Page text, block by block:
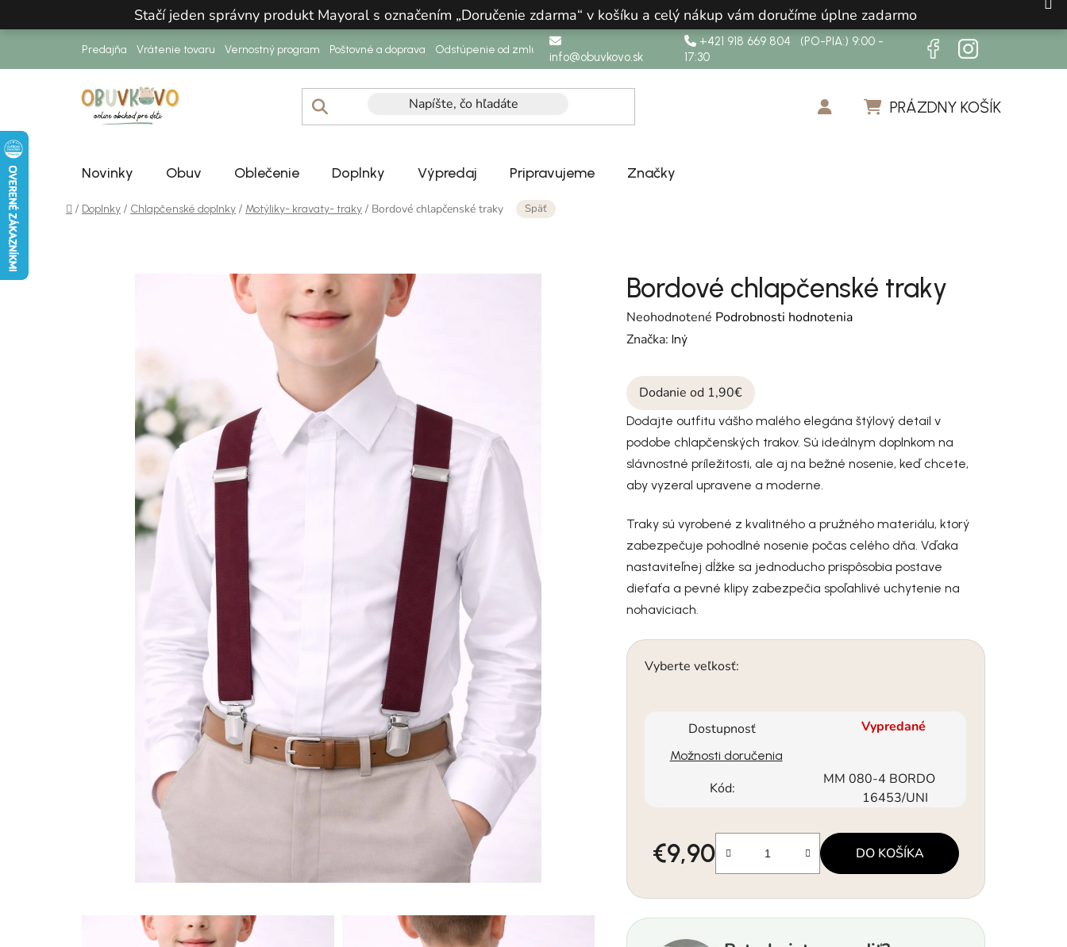
Stačí jeden správny produkt Mayoral s označením „Doručenie zdarma“ v košíku a celý nákup vám doručíme úplne zadarmo
Predajňa Vrátenie tovaru Vernostný program Poštovné a doprava Odstúpenie od zmluvy info@obuvkovo.sk
+421 918 669 804 (PO-PIA:) 9:00 -
17:30
PRÁZDNY KOŠÍK
Novinky Obuv Oblečenie Doplnky Výpredaj Pripravujeme Značky
Domov
/ Doplnky / Chlapčenské doplnky / Motýliky- kravaty- traky / Bordové chlapčenské traky Späť
Bordové chlapčenské traky
Priemerné hodnotenie produktu je 0,0 z 5 hviezdičiek.
Neohodnotené Podrobnosti hodnotenia
Značka:Iný
Dodanie od 1,90€
Dodajte outfitu vášho malého elegána štýlový detail v
podobe chlapčenských trakov. Sú ideálnym doplnkom na
slávnostné príležitosti, ale aj na bežné nosenie, keď chcete,
aby vyzeral upravene a moderne.
Traky sú vyrobené z kvalitného a pružného materiálu, ktorý
zabezpečuje pohodlné nosenie počas celého dňa. Vďaka
nastaviteľnej dĺžke sa jednoducho prispôsobia postave
dieťaťa a pevné klipy zabezpečia spoľahlivé uchytenie na
nohaviciach.
Vyberte veľkosť:
Dostupnosť Vypredané
Možnosti doručenia
Kód:
MM 080-4 BORDO
16453/UNI
€9,90
Jednotková cena:
DO KOŠÍKA